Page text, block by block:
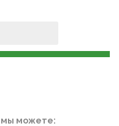
мы можете: